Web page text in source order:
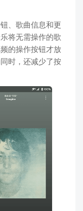
、歌曲信息和更
将无需操作的歌
的操作按钮才放
时，还减少了按